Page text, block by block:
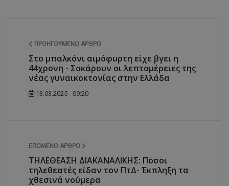
ΠΡΟΗΓΟΎΜΕΝΟ ΆΡΘΡΟ
Στο μπαλκόνι αιμόφυρτη είχε βγει η
44χρονη - Σοκάρουν οι λεπτομέρειες της
νέας γυναικοκτονίας στην Ελλάδα
13.03.2025 - 09:20
ΕΠΌΜΕΝΟ ΆΡΘΡΟ
ΤΗΛΕΘΕΑΣΗ ΔΙΑΚΑΝΑΛΙΚΗΣ: Πόσοι
τηλεθεατές είδαν τον ΠτΔ- Έκπληξη τα
χθεσινά νούμερα